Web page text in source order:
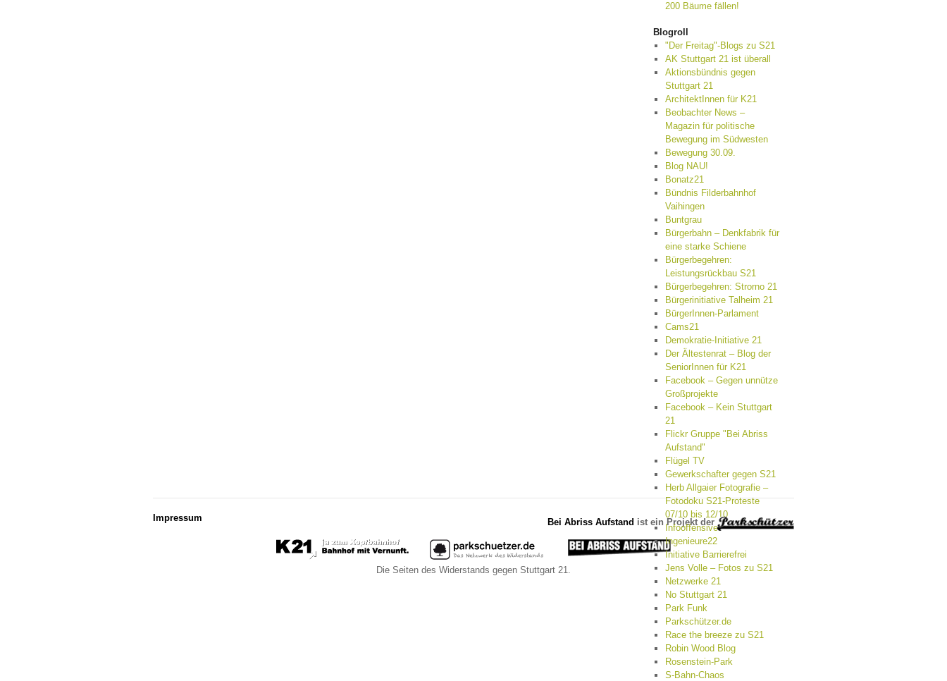
200 Bäume fällen!
Blogroll
"Der Freitag"-Blogs zu S21
AK Stuttgart 21 ist überall
Aktionsbündnis gegen
Stuttgart 21
ArchitektInnen für K21
Beobachter News –
Magazin für politische
Bewegung im Südwesten
Bewegung 30.09.
Blog NAU!
Bonatz21
Bündnis Filderbahnhof
Vaihingen
Buntgrau
Bürgerbahn – Denkfabrik für
eine starke Schiene
Bürgerbegehren:
Leistungsrückbau S21
Bürgerbegehren: Strorno 21
Bürgerinitiative Talheim 21
BürgerInnen-Parlament
Cams21
Demokratie-Initiative 21
Der Ältestenrat – Blog der
SeniorInnen für K21
Facebook – Gegen unnütze
Großprojekte
Facebook – Kein Stuttgart
21
Flickr Gruppe "Bei Abriss
Aufstand"
Flügel TV
Gewerkschafter gegen S21
Herb Allgaier Fotografie –
Fotodoku S21-Proteste
07/10 bis 12/10
Infooffensive
Ingenieure22
Initiative Barrierefrei
Jens Volle – Fotos zu S21
Netzwerke 21
No Stuttgart 21
Park Funk
Parkschützer.de
Race the breeze zu S21
Robin Wood Blog
Rosenstein-Park
S-Bahn-Chaos
Bei Abriss Aufstand ist ein Projekt der
Impressum
Die Seiten des Widerstands gegen Stuttgart 21.